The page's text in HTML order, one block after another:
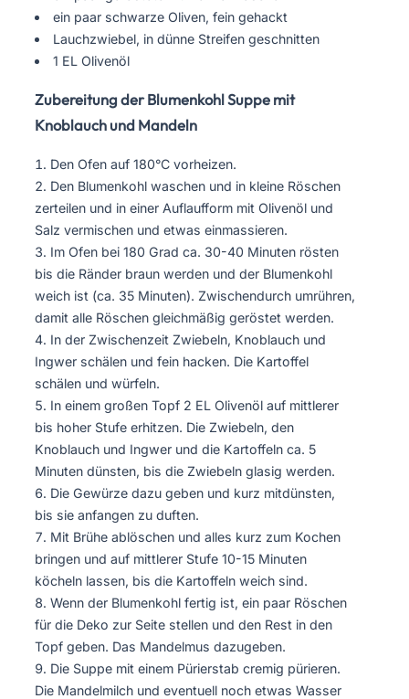
ein paar schwarze Oliven, fein gehackt
Lauchzwiebel, in dünne Streifen geschnitten
1 EL Olivenöl
Zubereitung der Blumenkohl Suppe mit
Knoblauch und Mandeln
Den Ofen auf 180°C vorheizen.
Den Blumenkohl waschen und in kleine Röschen
zerteilen und in einer Auflaufform mit Olivenöl und
Salz vermischen und etwas einmassieren.
Im Ofen bei 180 Grad ca. 30-40 Minuten rösten
bis die Ränder braun werden und der Blumenkohl
weich ist (ca. 35 Minuten). Zwischendurch umrühren,
damit alle Röschen gleichmäßig geröstet werden.
In der Zwischenzeit Zwiebeln, Knoblauch und
Ingwer schälen und fein hacken. Die Kartoffel
schälen und würfeln.
In einem großen Topf 2 EL Olivenöl auf mittlerer
bis hoher Stufe erhitzen. Die Zwiebeln, den
Knoblauch und Ingwer und die Kartoffeln ca. 5
Minuten dünsten, bis die Zwiebeln glasig werden.
Die Gewürze dazu geben und kurz mitdünsten,
bis sie anfangen zu duften.
Mit Brühe ablöschen und alles kurz zum Kochen
bringen und auf mittlerer Stufe 10-15 Minuten
köcheln lassen, bis die Kartoffeln weich sind.
Wenn der Blumenkohl fertig ist, ein paar Röschen
für die Deko zur Seite stellen und den Rest in den
Topf geben. Das Mandelmus dazugeben.
Die Suppe mit einem Pürierstab cremig pürieren.
Die Mandelmilch und eventuell noch etwas Wasser